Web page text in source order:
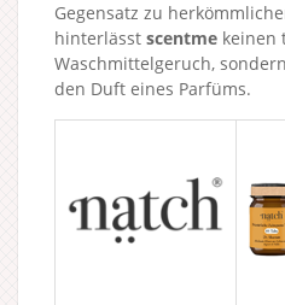
Gegensatz zu
hinterlässt scentme keinen
Waschmittelgeruch,
den Duft eines Parfüms.